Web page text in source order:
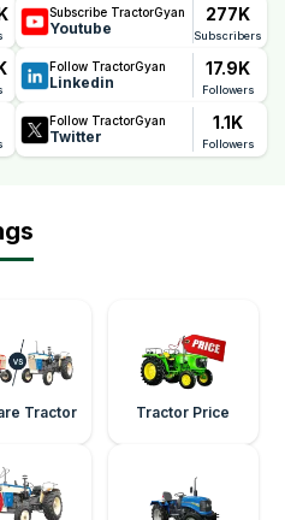
Subscribe TractorGyan
Youtube
277K
Subscribers
Follow TractorGyan
Linkedin
17.9K
Followers
Follow TractorGyan
Twitter
1.1K
Followers
Tractor Tractor Price